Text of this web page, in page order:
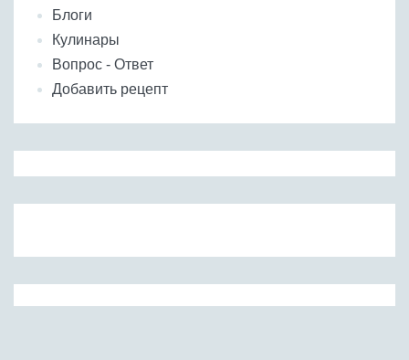
Блоги
Кулинары
Вопрос - Ответ
Добавить рецепт